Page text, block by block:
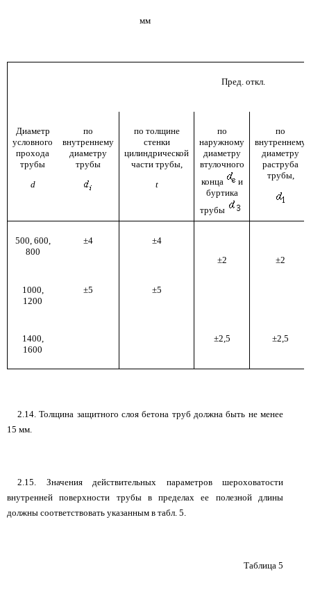
мм
Пред. откл.
Диаметр
условного
прохода
трубы
d
по
внутреннему
диаметру
трубы
по толщине
стенки
цилиндрической
части трубы,
t
по
наружному
диаметру
втулочного
конца
и
буртика
трубы
по
внутреннему
диаметру
раструба
трубы,
500, 600,
800
±4
±4
±2
±2
1000,
1200
±5 ±5
1400,
1600
±2,5 ±2,5
2.14. Толщина защитного слоя бетона труб должна быть не менее
15 мм.
2.15. Значения действительных параметров шероховатости
внутренней поверхности трубы в пределах ее полезной длины
должны соответствовать указанным в табл. 5.
Таблица 5